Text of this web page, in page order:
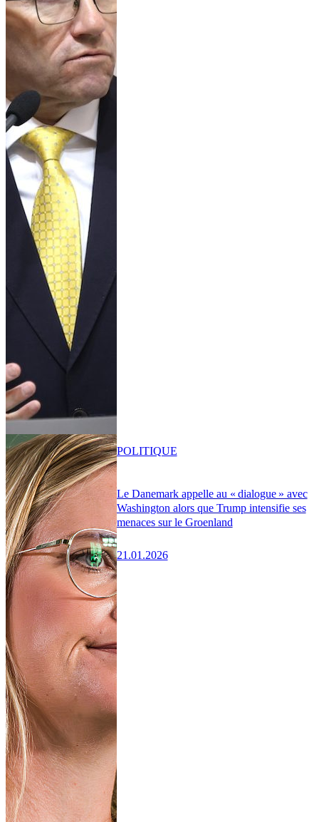
Le Danemark appelle au « dialogue » avec
Washington alors que Trump intensifie ses
menaces sur le Groenland
21.01.2026
POLITIQUE